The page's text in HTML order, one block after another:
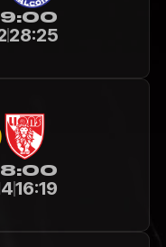
28:25
16:19